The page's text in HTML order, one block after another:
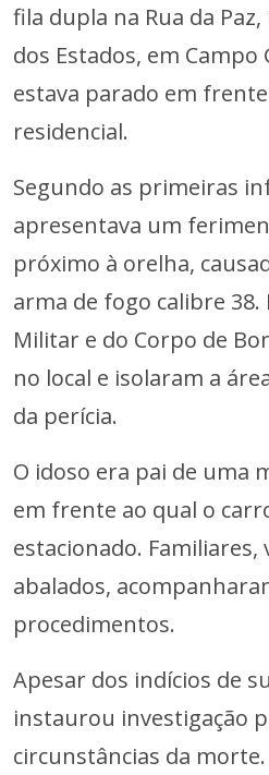
fila dupla na Rua da
dos Estados, em Campo
estava parado em
residencial.
Segundo as primeiras
apresentava um
próximo à orelha,
arma de fogo calibre 38.
Militar e do Corpo de
no local e isolaram a
da perícia.
O idoso era pai de uma
em frente ao qual o
estacionado. Familiares,
abalados,
procedimentos.
Apesar dos indícios de
instaurou investigação
circunstâncias da